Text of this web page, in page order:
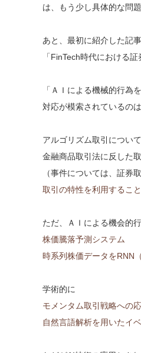
は、もう少し具体的な問
あと、最初に紹介した記
「FinTech時代における
「ＡＩによる機械的行為
対応が模索されているの
アルゴリズム取引につい
金融商品取引法に反した
（事件については、証券
取引の特性を利用するこ
ただ、ＡＩによる機会的
株価騰落予測システム
時系列株価データをRNN
学術的に
モメンタム取引戦略への
自然言語解析を用いたイ